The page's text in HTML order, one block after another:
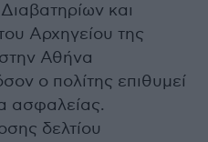
και
Αρχηγείου της
Αθήνα
ο πολίτης επιθυμεί
ασφαλείας.
δελτίου